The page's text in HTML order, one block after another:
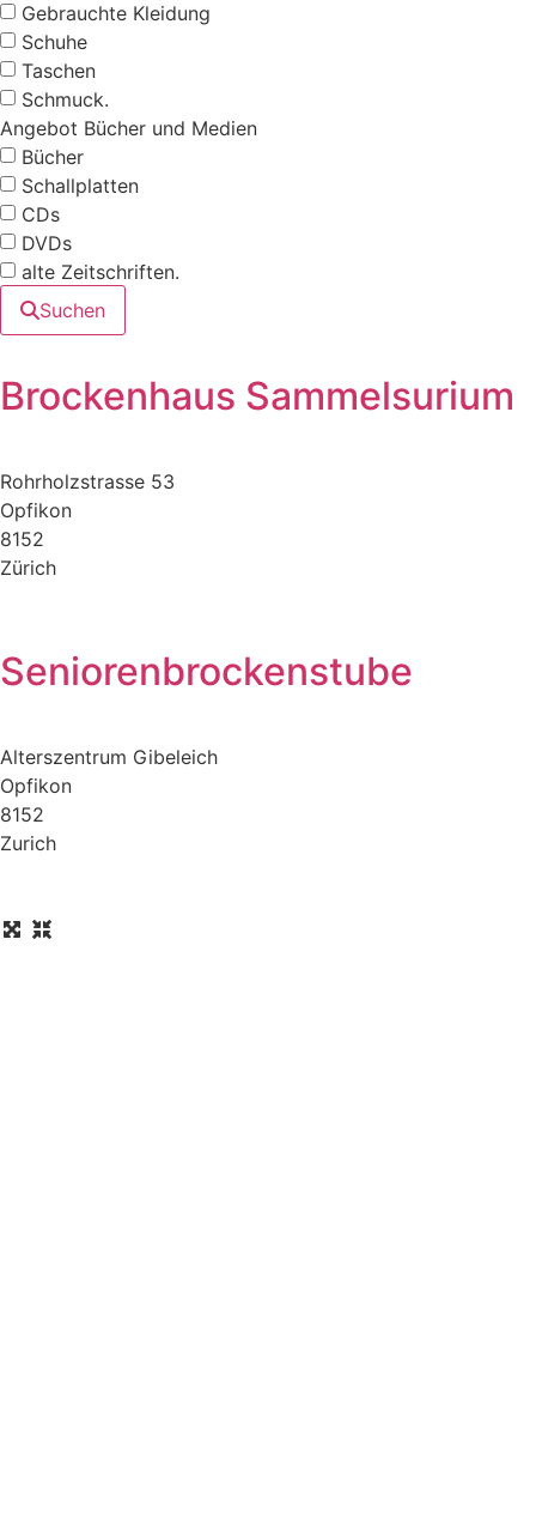
Gebrauchte Kleidung
Schuhe
Taschen
Schmuck.
Angebot Bücher und Medien
Bücher
Schallplatten
CDs
DVDs
alte Zeitschriften.
Suchen
Brockenhaus Sammelsurium
Rohrholzstrasse 53
Opfikon
8152
Zürich
Seniorenbrockenstube
Alterszentrum Gibeleich
Opfikon
8152
Zurich